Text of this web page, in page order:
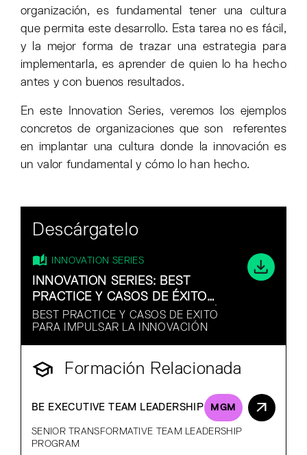
organización, es fundamental tener una cultura
que permita este desarrollo. Esta tarea no es fácil,
y la mejor forma de trazar una estrategia para
implementarla, es aprender de quien lo ha hecho
antes y con buenos resultados.
En este Innovation Series, veremos los ejemplos
concretos de organizaciones que son referentes
en implantar una cultura donde la innovación es
un valor fundamental y cómo lo han hecho.
Descárgatelo
INNOVATION SERIES
INNOVATION SERIES: BEST
PRACTICE Y CASOS DE ÉXITO
PARA IMPULSAR LA INNOVACIÓN
BEST PRACTICE Y CASOS DE ÉXITO
PARA IMPULSAR LA INNOVACIÓN
Formación Relacionada
BE EXECUTIVE TEAM LEADERSHIP MGM
SENIOR TRANSFORMATIVE TEAM LEADERSHIP
PROGRAM